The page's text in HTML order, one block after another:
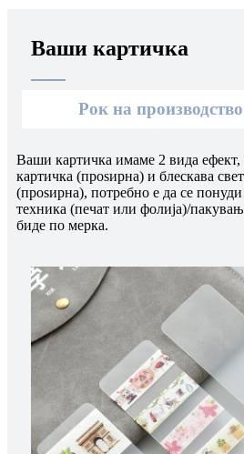
Ваши картичка
Рок на
Ваши картичка имаме 2 вида
картичка (проѕирна) и блескава
(проѕирна), потребно е да се
техника (печат или фолија)/
биде по мерка.